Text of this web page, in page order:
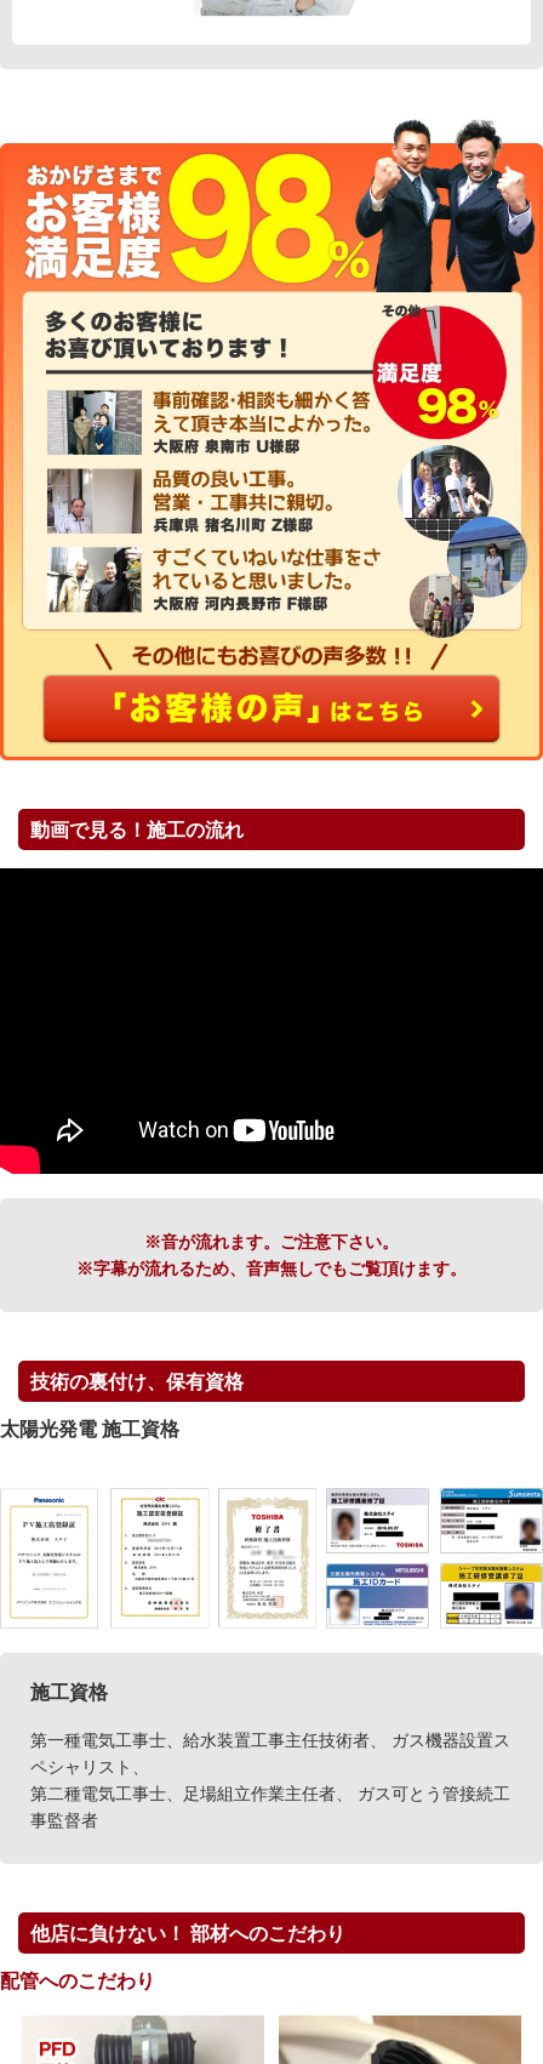
動画で見る！施工の流れ
※音が流れます。ご注意下さい。
※字幕が流れるため、音声無しでもご覧頂けます。
技術の裏付け、保有資格
太陽光発電 施工資格
施工資格
第一種電気工事士、給水装置工事主任技術者、 ガス機器設置ス
ペシャリスト、
第二種電気工事士、足場組立作業主任者、 ガス可とう管接続工
事監督者
他店に負けない！ 部材へのこだわり
配管へのこだわり